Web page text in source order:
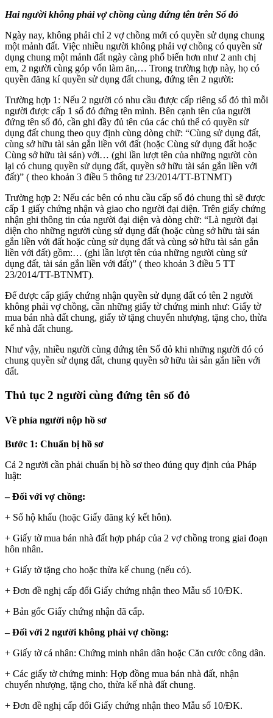
Hai người không phải vợ chồng cùng đứng tên trên Sổ đỏ
Ngày nay, không phải chỉ 2 vợ chồng mới có quyền sử dụng chung
một mảnh đất. Việc nhiều người không phải vợ chồng có quyền sử
dụng chung một mảnh đất ngày càng phổ biến hơn như 2 anh chị
em, 2 người cùng góp vốn làm ăn,… Trong trường hợp này, họ có
quyền đăng kí quyền sử dụng đất chung, đứng tên 2 người:
Trường hợp 1: Nếu 2 người có nhu cầu được cấp riêng sổ đỏ thì mỗi
người được cấp 1 sổ đỏ đứng tên mình. Bên cạnh tên của người
đứng tên sổ đỏ, cần ghi đầy đủ tên của các chủ thể có quyền sử
dụng đất chung theo quy định cùng dòng chữ: “Cùng sử dụng đất,
cùng sở hữu tài sản gắn liền với đất (hoặc Cùng sử dụng đất hoặc
Cùng sở hữu tài sản) với… (ghi lần lượt tên của những người còn
lại có chung quyền sử dụng đất, quyền sở hữu tài sản gắn liền với
đất)” ( theo khoản 3 điều 5 thông tư 23/2014/TT-BTNMT)
Trường hợp 2: Nếu các bên có nhu cầu cấp sổ đỏ chung thì sẽ được
cấp 1 giấy chứng nhận và giao cho người đại diện. Trên giấy chứng
nhận ghi thông tin của người đại diện và dòng chữ: “Là người đại
diện cho những người cùng sử dụng đất (hoặc cùng sở hữu tài sản
gắn liền với đất hoặc cùng sử dụng đất và cùng sở hữu tài sản gắn
liền với đất) gồm:… (ghi lần lượt tên của những người cùng sử
dụng đất, tài sản gắn liền với đất)” ( theo khoản 3 điều 5 TT
23/2014/TT-BTNMT).
Để được cấp giấy chứng nhận quyền sử dụng đất có tên 2 người
không phải vợ chồng, cần những giấy tờ chứng minh như: Giấy tờ
mua bán nhà đất chung, giấy tờ tặng chuyển nhượng, tặng cho, thừa
kế nhà đất chung.
Như vậy, nhiều người cùng đứng tên Sổ đỏ khi những người đó có
chung quyền sử dụng đất, chung quyền sở hữu tài sản gắn liền với
đất.
Thủ tục 2 người cùng đứng tên sổ đỏ
Về phía người nộp hồ sơ
Bước 1: Chuẩn bị hồ sơ
Cả 2 người cần phải chuẩn bị hồ sơ theo đúng quy định của Pháp
luật:
– Đối với vợ chồng:
+ Sổ hộ khẩu (hoặc Giấy đăng ký kết hôn).
+ Giấy tờ mua bán nhà đất hợp pháp của 2 vợ chồng trong giai đoạn
hôn nhân.
+ Giấy tờ tặng cho hoặc thừa kế chung (nếu có).
+ Đơn đề nghị cấp đổi Giấy chứng nhận theo Mẫu số 10/ĐK.
+ Bản gốc Giấy chứng nhận đã cấp.
– Đối với 2 người không phải vợ chồng:
+ Giấy tờ cá nhân: Chứng minh nhân dân hoặc Căn cước công dân.
+ Các giấy tờ chứng minh: Hợp đồng mua bán nhà đất, nhận
chuyển nhượng, tặng cho, thừa kế nhà đất chung.
+ Đơn đề nghị cấp đổi Giấy chứng nhận theo Mẫu số 10/ĐK.